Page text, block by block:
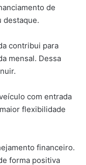
de
destaque.
contribui para
mensal. Dessa
com entrada
flexibilidade
financeiro.
forma positiva